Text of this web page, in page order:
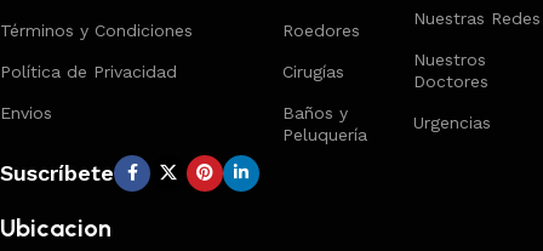
Términos y Condiciones
Política de Privacidad
Envios
Roedores
Cirugías
Baños y
Peluquería
Nuestras Redes
Nuestros
Doctores
Urgencias
Suscríbete
Ubicacion